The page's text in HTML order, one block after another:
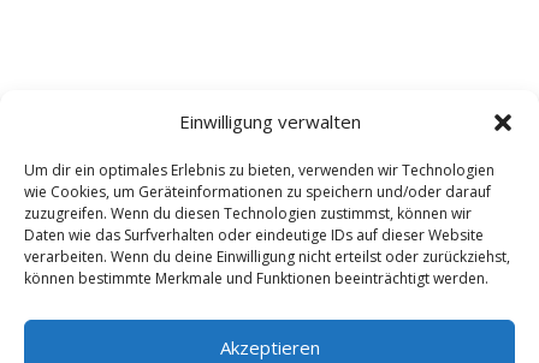
Einwilligung verwalten
Um dir ein optimales Erlebnis zu bieten, verwenden wir Technologien
wie Cookies, um Geräteinformationen zu speichern und/oder darauf
zuzugreifen. Wenn du diesen Technologien zustimmst, können wir
Daten wie das Surfverhalten oder eindeutige IDs auf dieser Website
verarbeiten. Wenn du deine Einwilligung nicht erteilst oder zurückziehst,
können bestimmte Merkmale und Funktionen beeinträchtigt werden.
Akzeptieren
Kontakt Impressum
Datenschutz
Werbung buchen
AGB
Copyright 2025-2026 | Web24 Consulting AVO UG |
Alle Rechte vorbehalten *Werbehinweis: Die ist ein
Portal mit Infos zu Dienstleistern und Fachbetrieben